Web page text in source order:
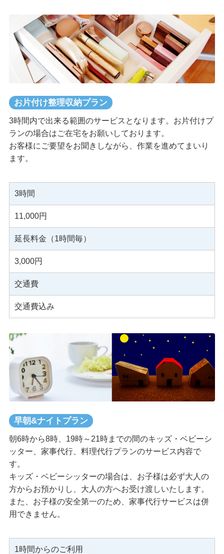
お片付け整理収納プラン
3時間内で出来る範囲のサービスとなります。お片付けプ
ランの場合はご在宅をお願いしております。
お客様にご要望をお聞きしながら、作業を進めてまいり
ます。
3時間
11,000円
延長料金（1時間毎）
3,000円
交通費
交通費込み
早朝&ナイトプラン
朝6時から8時、19時～21時までの間のキッズ・ベビーシ
ッター、家事代行、料理代行プランのサービス内容で
す。
キッズ・ベビーシッターの場合は、お子様は必ず大人の
方からお預かりし、大人の方へお受け渡しいたします。
また、お子様の安全第一のため、家事代行サービスは併
用できません。
1時間からのご利用